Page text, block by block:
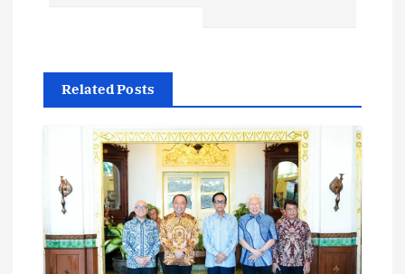
v
g
a
t
Related Posts